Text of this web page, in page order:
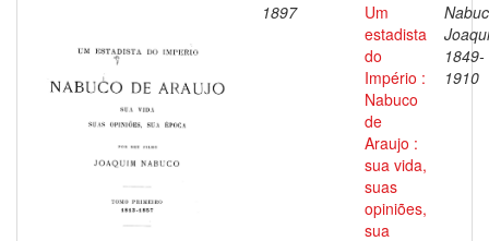
1897
Um
estadista
do
Império :
Nabuco
de
Araujo :
sua vida,
suas
opiniões,
sua
1849-
1910